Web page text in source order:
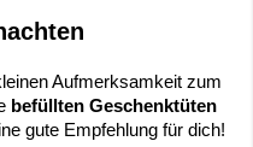
Aufmerksamkeit zum
befüllten Geschenktüten
gute Empfehlung für dich!